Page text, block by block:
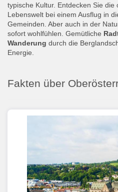
typische Kultur. Entdecken Sie die
Lebenswelt bei einem Ausflug in
Gemeinden. Aber auch in der
sofort wohlfühlen. Gemütliche
Wanderung durch die
Energie.
Fakten über